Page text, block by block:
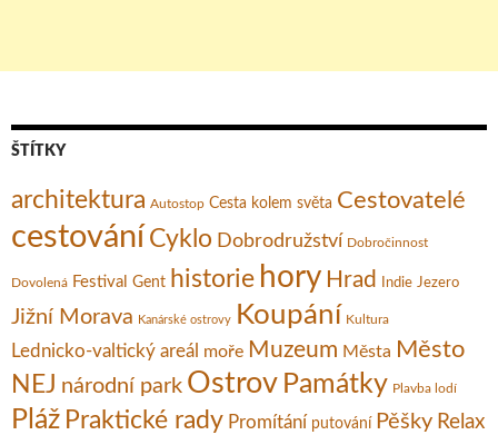
ŠTÍTKY
architektura Autostop Cesta kolem světa Cestovatelé
cestování Cyklo Dobrodružství Dobročinnost
Dovolená Festival Gent historie hory Hrad Indie Jezero
Jižní Morava Kanárské ostrovy Koupání Kultura
Lednicko-valtický areál moře Muzeum Města Město
NEJ národní park Ostrov Památky Plavba lodí
Pláž Praktické rady Promítání putování Pěšky Relax